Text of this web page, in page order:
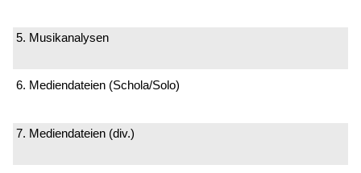
5. Musikanalysen
6. Mediendateien (Schola/Solo)
7. Mediendateien (div.)